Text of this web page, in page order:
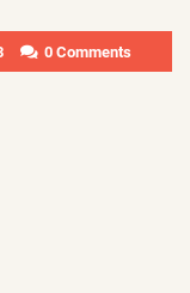
0 Comments